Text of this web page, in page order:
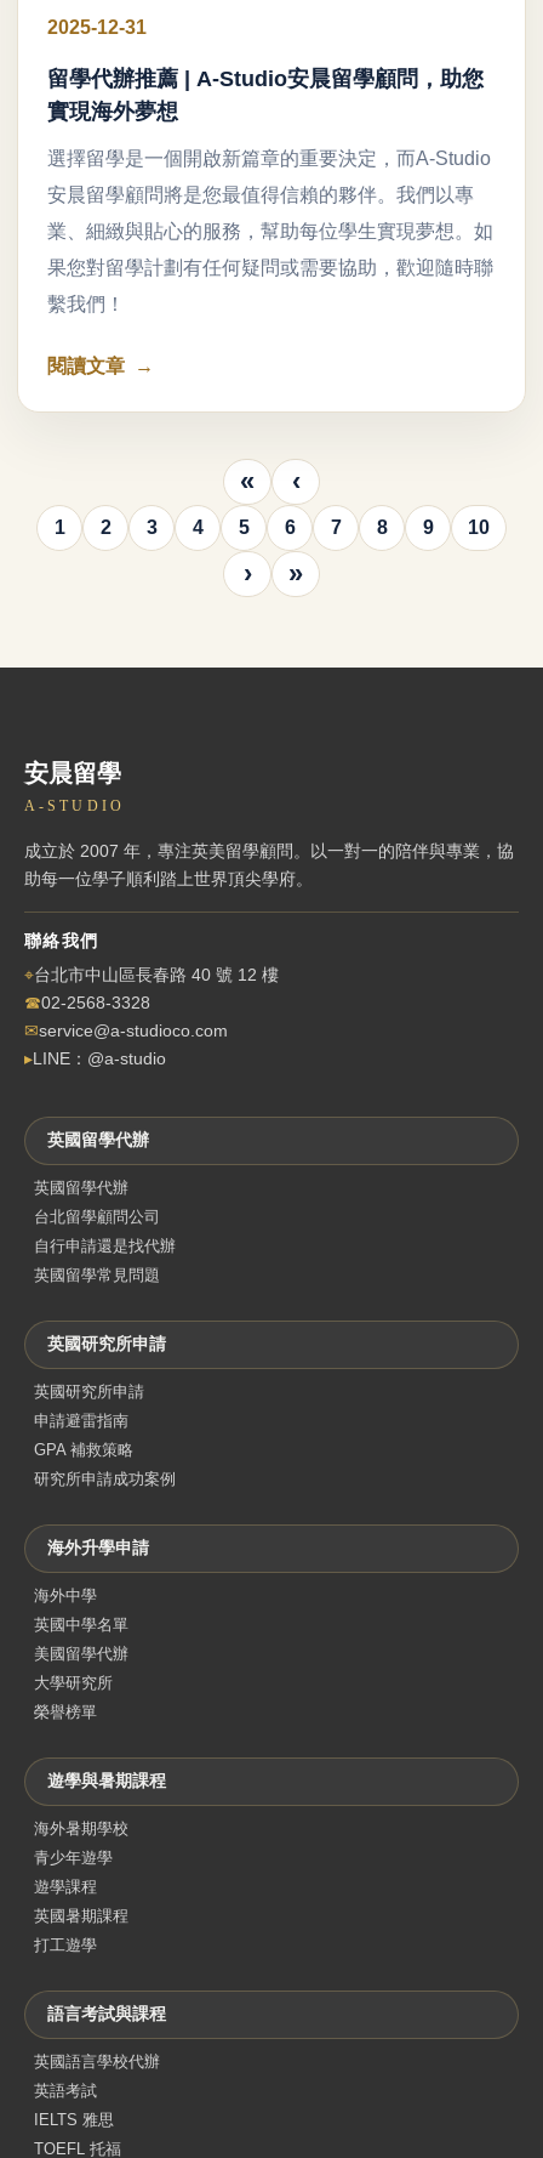
2025-12-31
留學代辦推薦 | A-Studio安晨留學顧問，助您
實現海外夢想
選擇留學是一個開啟新篇章的重要決定，而A-Studio
安晨留學顧問將是您最值得信賴的夥伴。我們以專
業、細緻與貼心的服務，幫助每位學生實現夢想。如
果您對留學計劃有任何疑問或需要協助，歡迎隨時聯
繫我們！
閱讀文章
« ‹
1 2 3 4 5 6 7 8 9 10
› »
安晨留學
A-STUDIO
成立於 2007 年，專注英美留學顧問。以一對一的陪伴與專業，協
助每一位學子順利踏上世界頂尖學府。
聯絡我們
⌖台北市中山區長春路 40 號 12 樓
☎02-2568-3328
✉service@a-studioco.com
▸LINE：@a-studio
英國留學代辦
英國留學代辦
台北留學顧問公司
自行申請還是找代辦
英國留學常見問題
英國研究所申請
英國研究所申請
申請避雷指南
GPA 補救策略
研究所申請成功案例
海外升學申請
海外中學
英國中學名單
美國留學代辦
大學研究所
榮譽榜單
遊學與暑期課程
海外暑期學校
青少年遊學
遊學課程
英國暑期課程
打工遊學
語言考試與課程
英國語言學校代辦
英語考試
IELTS 雅思
TOEFL 托福